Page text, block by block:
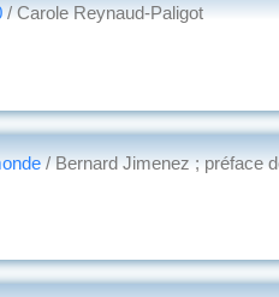
/ Carole Reynaud-Paligot
/ Bernard Jimenez ; préface